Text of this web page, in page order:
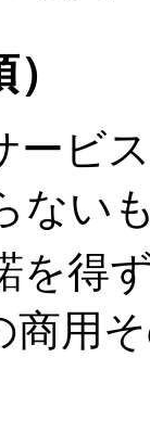
ービ
ない
を得
商用